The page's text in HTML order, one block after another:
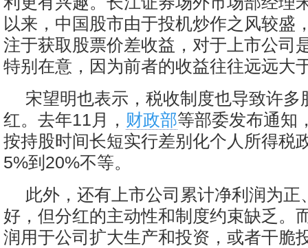
以来，中国股市由于投机炒作之风较盛
注于获取股票价差收益，对于上市公司
特别在意，因为前者的收益往往远远大
宋望明也表示，税收制度也导致许多
红。去年11月， 财政部等部委发布通知
按持股时间长短实行差别化个人所得税
5%到20%不等。
此外，还有上市公司累计净利润为正
好，但分红的主动性和制度约束缺乏。
润用于公司扩大生产和投资，或者干脆